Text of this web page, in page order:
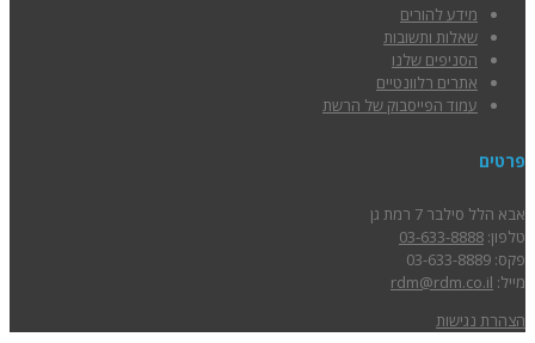
מידע להורים
שאלות ותשובות
הסניפים שלנו
אתרים רלוונטיים
עמוד הפייסבוק של הרשת
פרטים
אבא הלל סילבר 7 רמת גן
טלפון: 03-633-8888
פקס: 03-633-8889
מייל: rdm@rdm.co.il
הצהרת נגישות